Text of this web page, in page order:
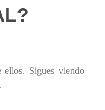
ellos. Sigues viendo